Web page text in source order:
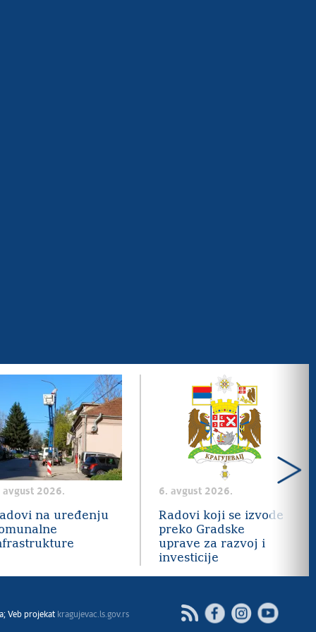
avgust 2026.
na uređenju
6. avgust 2026.
Radovi koji se izvode
preko Gradske
uprave za razvoj i
investicije
Veb projekat kragujevac.ls.gov.rs
FacebookInstagramYoutube